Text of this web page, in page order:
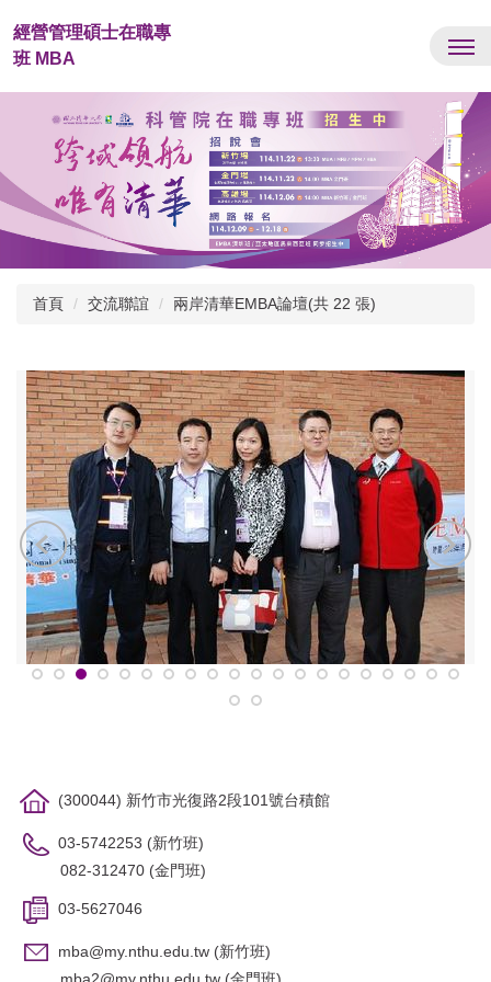
到
主
經營管理碩士在職專
班 MBA
首頁 交流聯誼 兩岸清華EMBA論壇(共 22 張)
(300044) 新竹市光復路2段101號台積館
03-5742253 (新竹班)
082-312470 (金門班)
03-5627046
mba@my.nthu.edu.tw(新竹班)
mba2@my.nthu.edu.tw (金門班)